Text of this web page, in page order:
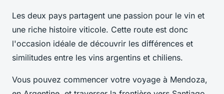
Les deux pays partagent une passion pour le vin et
une riche histoire viticole. Cette route est donc
l'occasion idéale de découvrir les différences et
similitudes entre les vins argentins et chiliens.
Vous pouvez commencer votre voyage à Mendoza,